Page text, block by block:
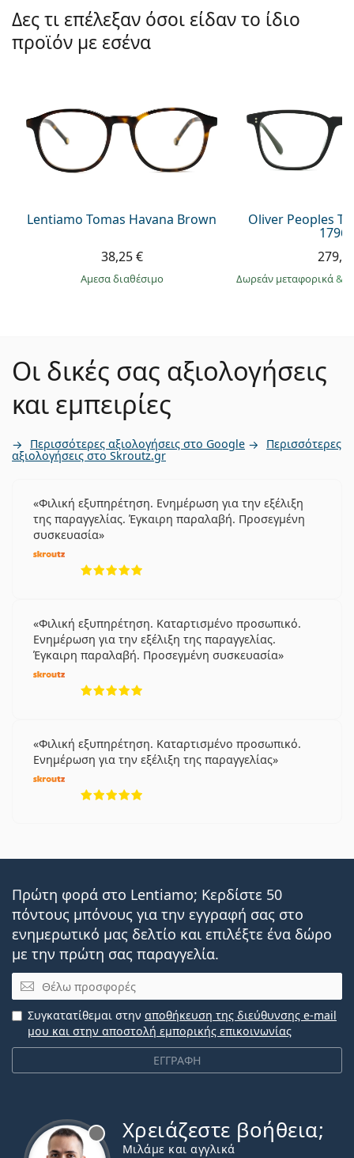
Δες τι επέλεξαν όσοι είδαν το ίδιο
προϊόν με εσένα
Lentiamo Tomas Havana Brown
38,25 €
άμεσα διαθέσιμο
Oliver Peoples
1796
Δωρεάν μεταφορικά&
Οι δικές σας αξιολογήσεις
και εμπειρίες
Περισσότερες αξιολογήσεις στο Google Περισσότερες
αξιολογήσεις στο Skroutz.gr
Φιλική εξυπηρέτηση. Ενημέρωση για την εξέλιξη
της παραγγελίας. Έγκαιρη παραλαβή. Προσεγμένη
συσκευασία
Φιλική εξυπηρέτηση. Καταρτισμένο προσωπικό.
Ενημέρωση για την εξέλιξη της παραγγελίας.
Έγκαιρη παραλαβή. Προσεγμένη συσκευασία
Φιλική εξυπηρέτηση. Καταρτισμένο προσωπικό.
Ενημέρωση για την εξέλιξη της παραγγελίας
Πρώτη φορά στο Lentiamo; Κερδίστε 50
πόντους μπόνους για την εγγραφή σας στο
ενημερωτικό μας δελτίο και επιλέξτε ένα δώρο
με την πρώτη σας παραγγελία.
Email
ΕΓΓΡΑΦΗ
Συγκατατίθεμαι στην αποθήκευση της διεύθυνσης e-mail
μου και στην αποστολή εμπορικής επικοινωνίας
Χρειάζεστε βοήθεια;
Μιλάμε και αγγλικά